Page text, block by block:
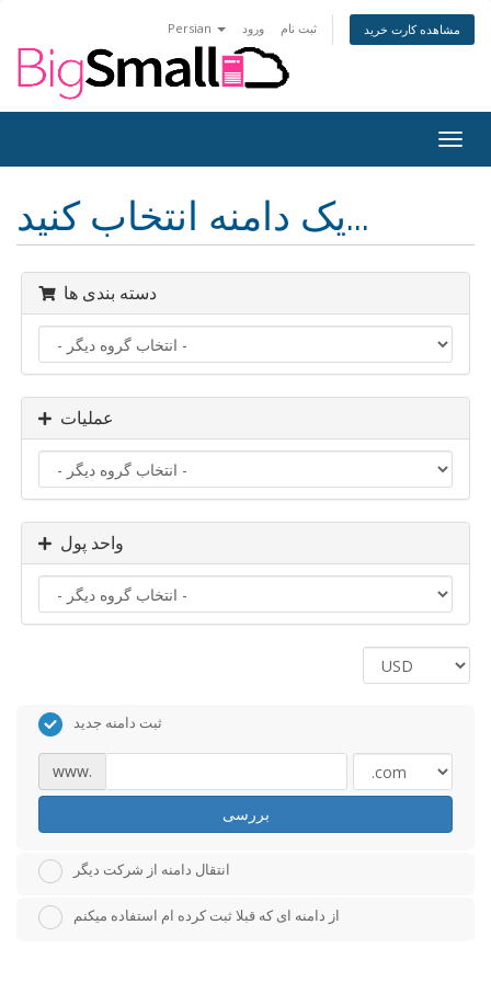
Persian ورود ثبت نام مشاهده کارت خرید
یک دامنه انتخاب کنید...
دسته بندی ها
عملیات
واحد پول
ثبت دامنه جدید
www.
بررسی
انتقال دامنه از شرکت دیگر
از دامنه ای که قبلا ثبت کرده ام استفاده میکنم